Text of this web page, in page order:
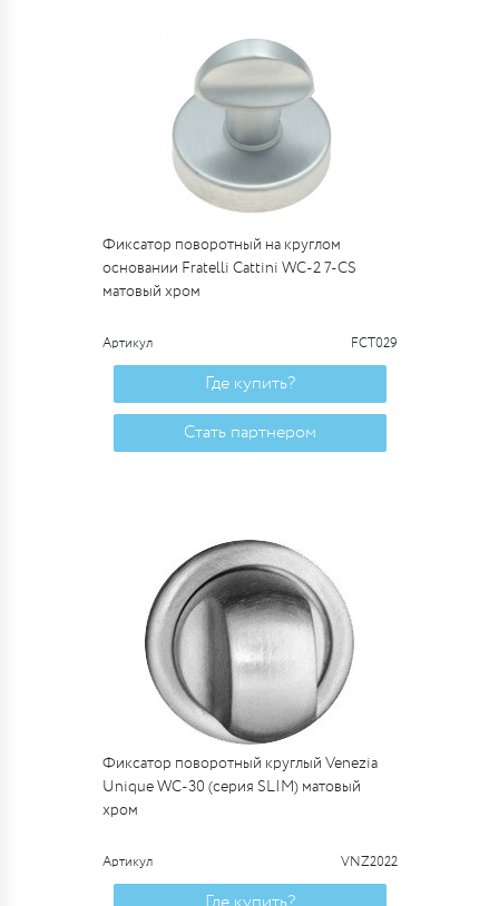
Фиксатор поворотный на круглом
основании Fratelli Cattini WC-2 7-CS
матовый хром
Артикул FCT029
Где купить?
Стать партнером
Фиксатор поворотный круглый Venezia
Unique WC-30 (серия SLIM) матовый
хром
Артикул VNZ2022